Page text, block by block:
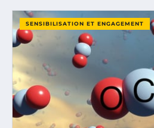
SENSIBILISATION ET ENGAGEMENT